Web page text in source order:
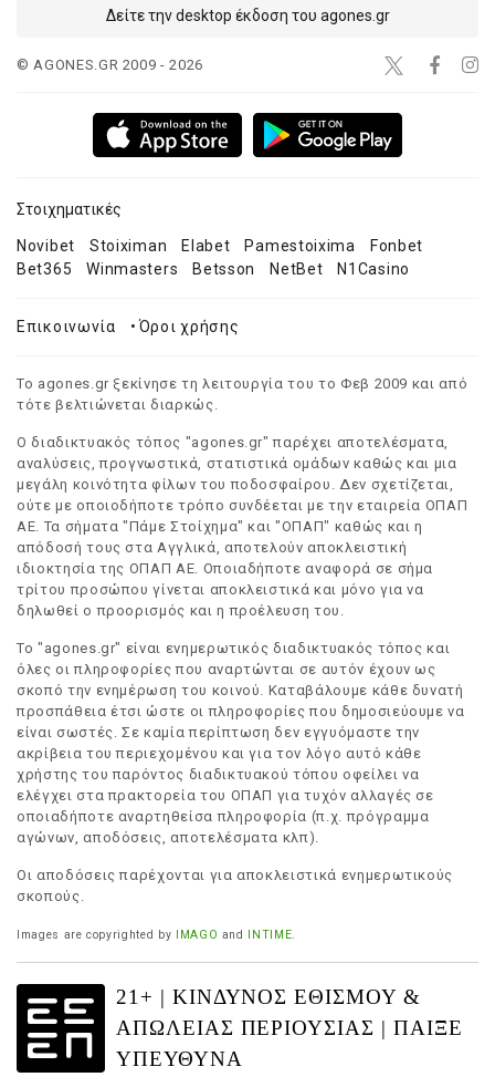
Δείτε την desktop έκδοση του agones.gr
© AGONES.GR 2009 - 2026
Στοιχηματικές
Novibet Stoiximan Elabet Pamestoixima
Fonbet
Bet365
Winmasters Betsson NetBet N1Casino
Επικοινωνία •Όροι χρήσης
Το agones.gr ξεκίνησε τη λειτουργία του το Φεβ 2009 και από
τότε βελτιώνεται διαρκώς.
Ο διαδικτυακός τόπος "agones.gr" παρέχει αποτελέσματα,
αναλύσεις, προγνωστικά, στατιστικά ομάδων καθώς και μια
μεγάλη κοινότητα φίλων του ποδοσφαίρου. Δεν σχετίζεται,
ούτε με οποιοδήποτε τρόπο συνδέεται με την εταιρεία ΟΠΑΠ
ΑΕ. Τα σήματα "Πάμε Στοίχημα" και "ΟΠΑΠ" καθώς και η
απόδοσή τους στα Αγγλικά, αποτελούν αποκλειστική
ιδιοκτησία της ΟΠΑΠ ΑΕ. Οποιαδήποτε αναφορά σε σήμα
τρίτου προσώπου γίνεται αποκλειστικά και μόνο για να
δηλωθεί ο προορισμός και η προέλευση του.
Το "agones.gr" είναι ενημερωτικός διαδικτυακός τόπος και
όλες οι πληροφορίες που αναρτώνται σε αυτόν έχουν ως
σκοπό την ενημέρωση του κοινού. Καταβάλουμε κάθε δυνατή
προσπάθεια έτσι ώστε οι πληροφορίες που δημοσιεύουμε να
είναι σωστές. Σε καμία περίπτωση δεν εγγυόμαστε την
ακρίβεια του περιεχομένου και για τον λόγο αυτό κάθε
χρήστης του παρόντος διαδικτυακού τόπου οφείλει να
ελέγχει στα πρακτορεία του ΟΠΑΠ για τυχόν αλλαγές σε
οποιαδήποτε αναρτηθείσα πληροφορία (π.χ. πρόγραμμα
αγώνων, αποδόσεις, αποτελέσματα κλπ).
Οι αποδόσεις παρέχονται για αποκλειστικά ενημερωτικούς
σκοπούς.
Images are copyrighted by IMAGO and INTIME.
21+ | ΚΙΝΔΥΝΟΣ ΕΘΙΣΜΟΥ &
ΑΠΩΛΕΙΑΣ ΠΕΡΙΟΥΣΙΑΣ | ΠΑΙΞΕ
ΥΠΕΥΘΥΝΑ